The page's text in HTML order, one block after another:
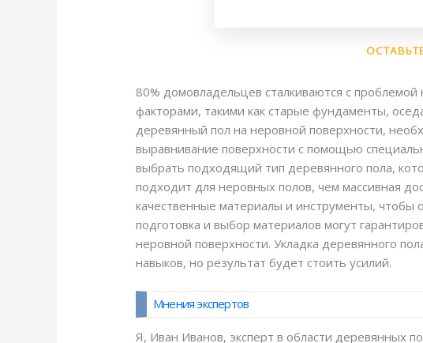
80% домовладельцев сталкиваются с
факторами, такими как старые фундаменты,
деревянный пол на неровной поверхности,
выравнивание поверхности с помощью
выбрать подходящий тип деревянного пола,
подходит для неровных полов, чем массивная
качественные материалы и инструменты, чтобы
подготовка и выбор материалов могут
неровной поверхности. Укладка деревянного
навыков, но результат будет стоить усилий.
Мнения экспертов
Я, Иван Иванов, эксперт в области деревянных